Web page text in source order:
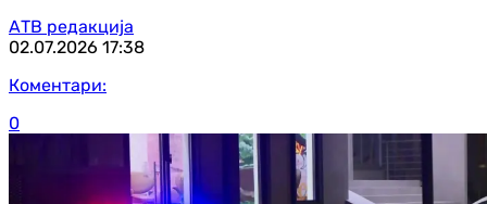
АТВ редакција
02.07.2026 17:38
Коментари:
0